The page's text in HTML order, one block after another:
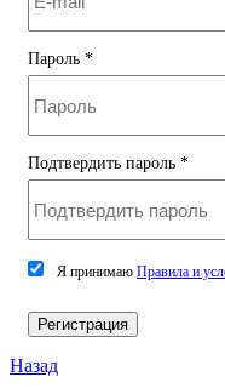
Пароль *
Подтвердить пароль *
Я принимаю Правила и
Регистрация
Назад